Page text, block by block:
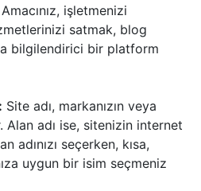
işletmenizi
satmak, blog
bilgilendirici bir platform
Site adı, markanızın veya
Alan adı ise, sitenizin internet
adınızı seçerken, kısa,
uygun bir isim seçmeniz